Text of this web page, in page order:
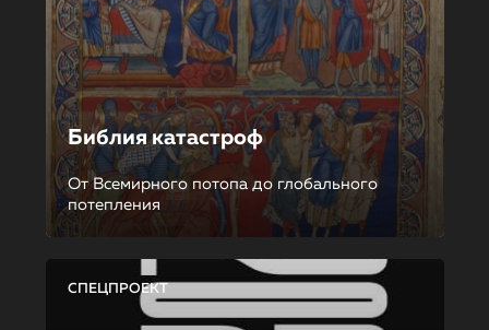
Библия катастроф
От Всемирного потопа до глобального
потепления
СПЕЦПРОЕКТ